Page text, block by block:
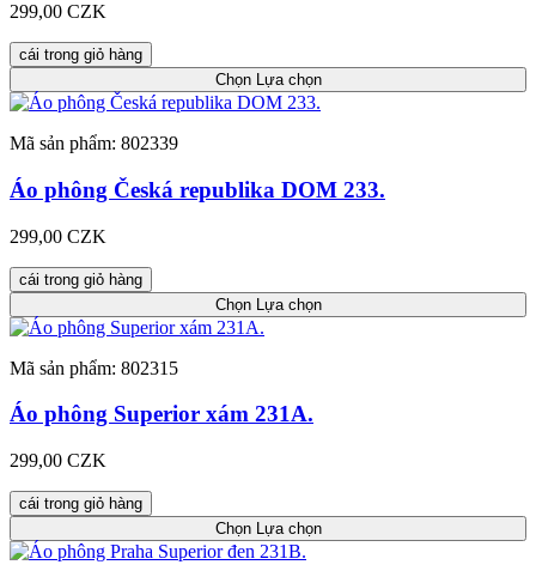
299,00 CZK
cái trong giỏ hàng
ChọnLựa chọn
Mã sản phẩm: 802339
Áo phông Česká republika DOM 233.
299,00 CZK
cái trong giỏ hàng
ChọnLựa chọn
Mã sản phẩm: 802315
Áo phông Superior xám 231A.
299,00 CZK
cái trong giỏ hàng
ChọnLựa chọn